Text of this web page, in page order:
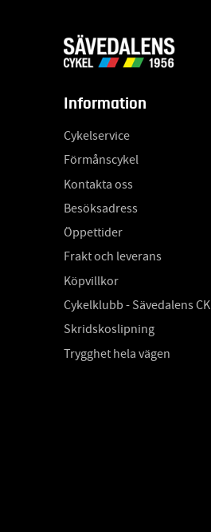
Information
Cykelservice
Förmånscykel
Kontakta oss
Besöksadress
Öppettider
Frakt och leverans
Köpvillkor
Cykelklubb - Sävedalens CK
Skridskoslipning
Trygghet hela vägen